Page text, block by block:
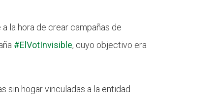
la hora de crear campañas de
#ElVotInvisible, cuyo objectivo era
sin hogar vinculadas a la entidad